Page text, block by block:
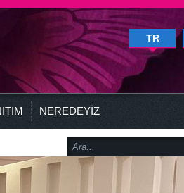
TR
NEREDEYİZ